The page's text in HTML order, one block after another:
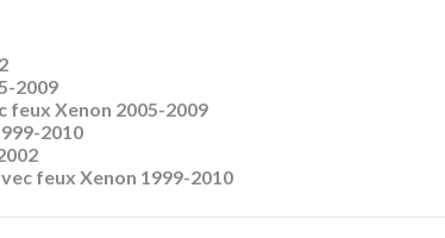
2009
feux Xenon 2005-2009
2010
feux Xenon 1999-2010